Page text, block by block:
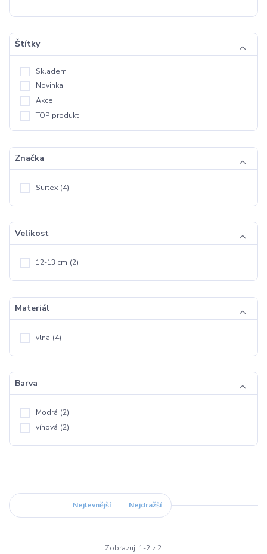
Štítky
Skladem
Novinka
Akce
TOP produkt
Značka
Surtex (4)
Velikost
12-13 cm (2)
Materiál
vlna (4)
Barva
Modrá (2)
vínová (2)
Nejlevnější Nejdražší
Zobrazuji 1-2 z 2